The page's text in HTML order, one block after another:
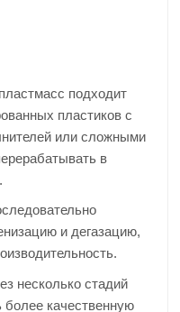
подходит
пластиков с
или сложными
в
и дегазацию,
несколько стадий
более качественную